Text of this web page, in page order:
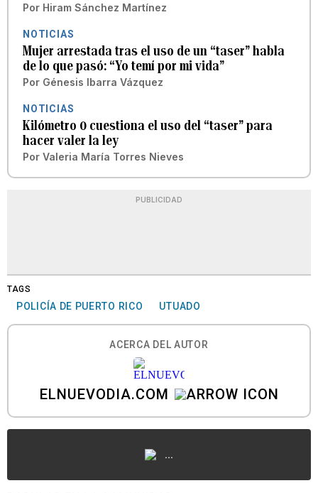
Por Hiram Sánchez Martínez
NOTICIAS
Mujer arrestada tras el uso de un “taser” habla
de lo que pasó: “Yo temí por mi vida”
Por Génesis Ibarra Vázquez
NOTICIAS
Kilómetro 0 cuestiona el uso del “taser” para
hacer valer la ley
Por Valeria María Torres Nieves
PUBLICIDAD
TAGS
POLICÍA DE PUERTO RICO UTUADO
ACERCA DEL AUTOR
ELNUEVODIA.COM
...